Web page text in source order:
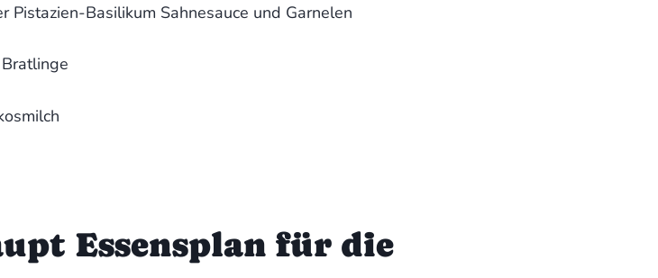
Pistazien-Basilikum Sahnesauce und Garnelen
Essensplan für die